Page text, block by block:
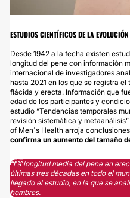
ESTUDIOS CIENTÍFICOS DE LA EVOLUCIÓN
Desde 1942 a la fecha existen
longitud del pene con información
internacional de investigadores
hasta 2021 en los que se registra
flácida y erecta. Información que
edad de los participantes y
estudio “Tendencias temporales
revisión sistemática y
of Men´s Health arroja
confirma un aumento del tamaño
“La longitud media del pene en
últimas tres décadas en todo el
llegado el estudio, en la que se
hombres.